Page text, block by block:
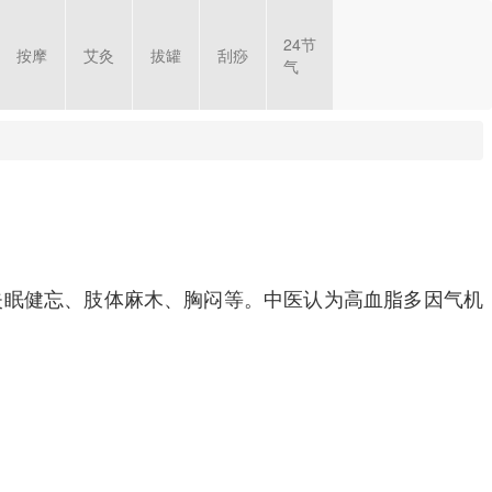
按摩 艾灸 拔罐 刮痧
24节
气
健忘、肢体麻木、胸闷等。中医认为高血脂多因气机